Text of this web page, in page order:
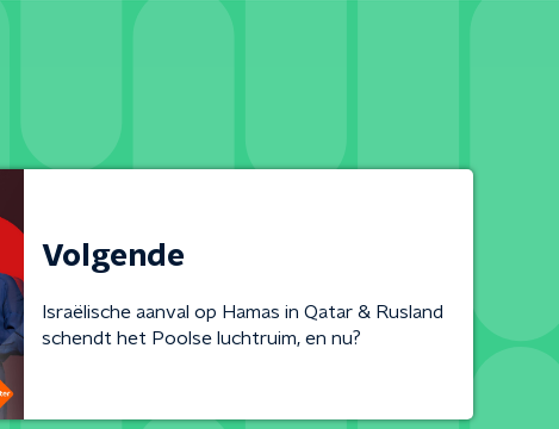
Volgende
Israëlische aanval op Hamas in Qatar & Rusland
schendt het Poolse luchtruim, en nu?